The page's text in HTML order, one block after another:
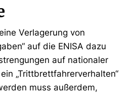
Verlagerung von
auf die ENISA dazu
auf nationaler
„Trittbrettfahrerverhalten“
muss außerdem,